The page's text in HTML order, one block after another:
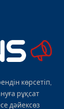
көрсетіп,
рұқсат
дәйексөз